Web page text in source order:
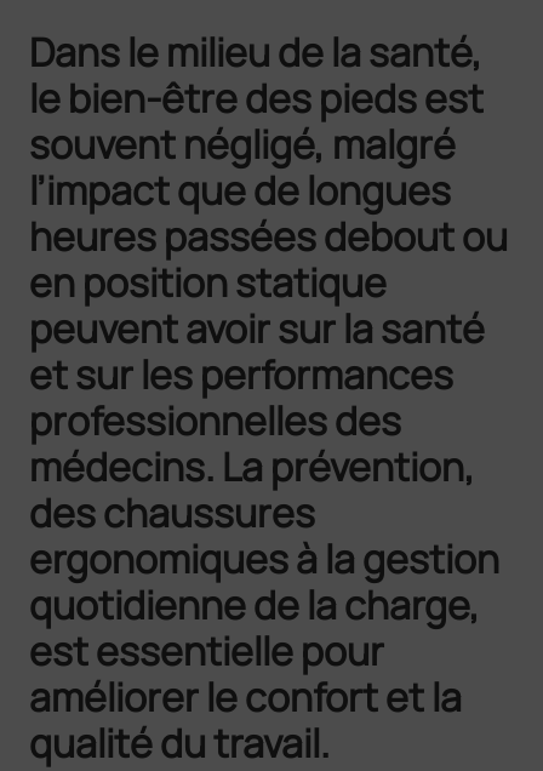
Dans le milieu de la santé,
le bien-être des pieds est
souvent négligé, malgré
l’impact que de longues
heures passées debout ou
en position statique
peuvent avoir sur la santé
et sur les performances
professionnelles des
médecins. La prévention,
des chaussures
ergonomiques à la gestion
quotidienne de la charge,
est essentielle pour
améliorer le confort et la
qualité du travail.